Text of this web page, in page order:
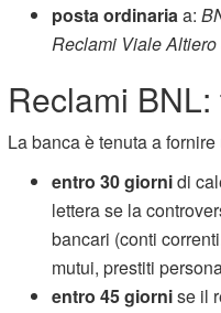
posta ordinaria a:
Reclami Viale
Reclami
La banca è tenuta a
entro 30 giornidi
lettera se la
bancari (conti
mutui, prestiti
entro 45 giornise il